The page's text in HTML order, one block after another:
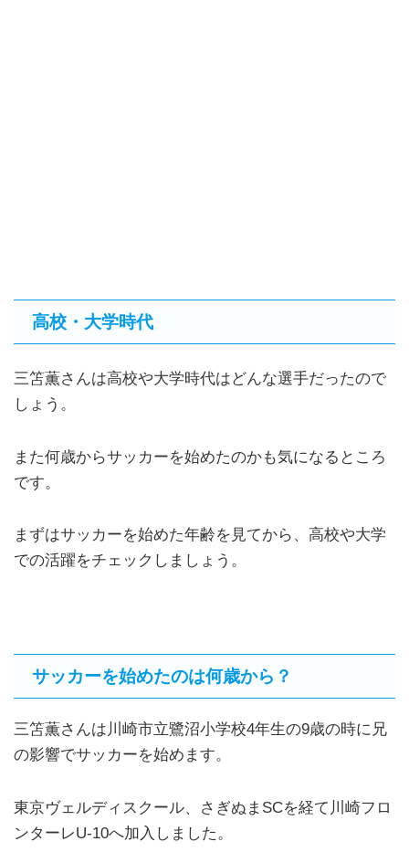
高校・大学時代
三笘薫さんは高校や大学時代はどんな選手だったので
しょう。
また何歳からサッカーを始めたのかも気になるところ
です。
まずはサッカーを始めた年齢を見てから、高校や大学
での活躍をチェックしましょう。
サッカーを始めたのは何歳から？
三笘薫さんは川崎市立鷺沼小学校4年生の9歳の時に兄
の影響でサッカーを始めます。
東京ヴェルディスクール、さぎぬまSCを経て川崎フロ
ンターレU-10へ加入しました。